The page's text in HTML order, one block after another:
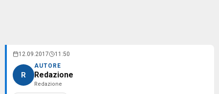
12.09.2017 11:50
R
AUTORE
Redazione
Redazione